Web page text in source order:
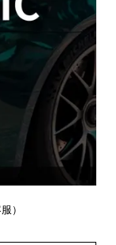
）